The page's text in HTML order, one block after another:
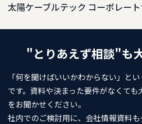
太陽ケーブルテック コーポレー
"とりあえず相談"も
「何を聞けばいいかわからない」と
です。資料や決まった要件がなくて
をお聞かせください。
社内でのご検討用に、会社情報資料